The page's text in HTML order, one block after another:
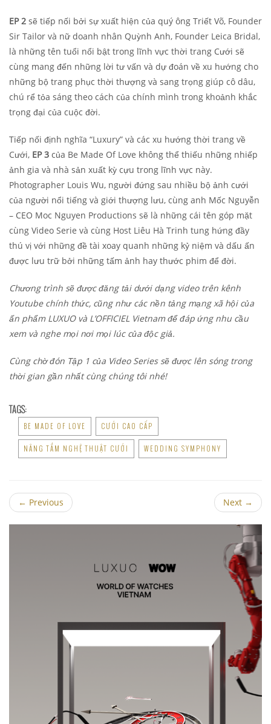
EP 2 sẽ tiếp nối bởi sự xuất hiện của quý ông Triết Võ, Founder
Sir Tailor và nữ doanh nhân Quỳnh Anh, Founder Leica Bridal,
là những tên tuổi nổi bật trong lĩnh vực thời trang Cưới sẽ
cùng mang đến những lời tư vấn và dự đoán về xu hướng cho
những bộ trang phục thời thượng và sang trọng giúp cô dâu,
chú rể tỏa sáng theo cách của chính mình trong khoảnh khắc
trọng đại của cuộc đời.
Tiếp nối định nghĩa “Luxury” và các xu hướng thời trang về
Cưới, EP 3 của Be Made Of Love không thể thiếu những nhiếp
ảnh gia và nhà sản xuất kỳ cựu trong lĩnh vực này.
Photographer Louis Wu, người đứng sau nhiều bộ ảnh cưới
của người nổi tiếng và giới thượng lưu, cùng anh Mốc Nguyễn
– CEO Moc Nguyen Productions sẽ là những cái tên góp mặt
cùng Video Serie và cùng Host Liêu Hà Trinh tung hứng đầy
thú vị với những đề tài xoay quanh những kỷ niệm và dấu ấn
được lưu trữ bởi những tấm ảnh hay thước phim để đời.
Chương trình sẽ được đăng tải dưới dạng video trên kênh
Youtube chính thức, cũng như các nền tảng mạng xã hội của
ấn phẩm LUXUO và L’OFFICIEL Vietnam để đáp ứng nhu cầu
xem và nghe mọi nơi mọi lúc của độc giả.
Cùng chờ đón Tập 1 của Video Series sẽ được lên sóng trong
thời gian gần nhất cùng chúng tôi nhé!
TAGS:
BE MADE OF LOVE CƯỚI CAO CẤP
NÂNG TẦM NGHỆ THUẬT CƯỚI WEDDING SYMPHONY
← Previous Next →